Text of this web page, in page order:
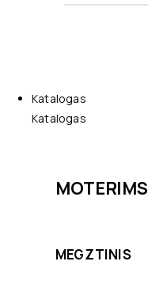
Katalogas
Katalogas
MOTERIMS
MEGZTINIS